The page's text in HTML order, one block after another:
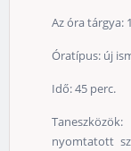
Az óra tárgya:
Óratípus: új
Idő: 45 perc.
nyomtatott